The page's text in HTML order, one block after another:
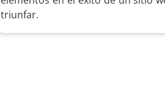
triunfar.